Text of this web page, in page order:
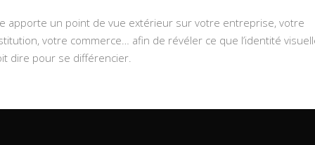
apporte un point de vue extérieur sur votre entreprise, votre
votre commerce… afin de révéler ce que l’identité
dire pour se différencier.